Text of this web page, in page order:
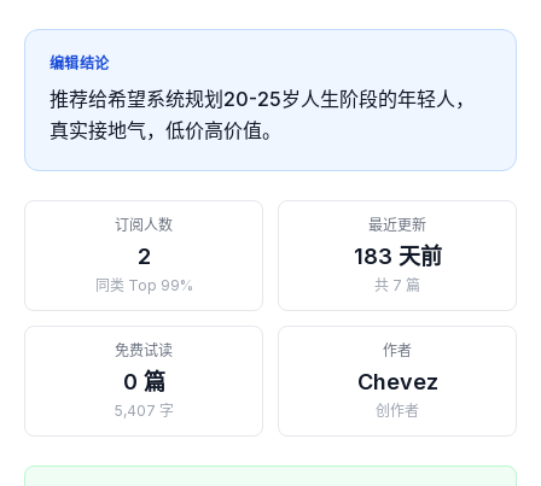
编辑结论
推荐给希望系统规划20-25岁人生阶段的年轻人，
真实接地气，低价高价值。
订阅人数
2
同类 Top 99%
最近更新
183 天前
共 7 篇
免费试读
0 篇
5,407 字
作者
Chevez
创作者